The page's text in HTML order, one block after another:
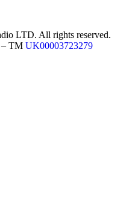
LTD. All rights reserved.
– TM UK00003723279